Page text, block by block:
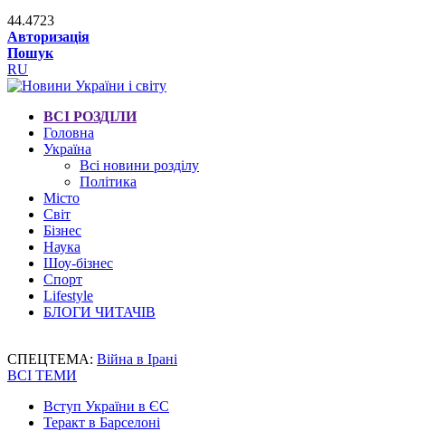
44.4723
Авторизація
Пошук
RU
ВСІ РОЗДІЛИ
Головна
Україна
Всі новини розділу
Політика
Місто
Світ
Бізнес
Наука
Шоу-бізнес
Спорт
Lifestyle
БЛОГИ ЧИТАЧІВ
СПЕЦТЕМА: Війна в Ірані
ВСІ ТЕМИ
Вступ України в ЄС
Теракт в Барселоні